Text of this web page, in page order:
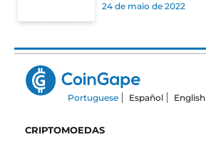
24 de maio de 2022
Portuguese Español English
CRIPTOMOEDAS